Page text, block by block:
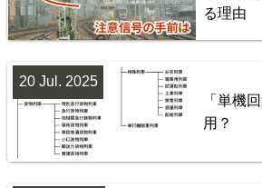
楽天市場 書泉 BOOTHる理由
「単機
用？
20 Jul. 2025